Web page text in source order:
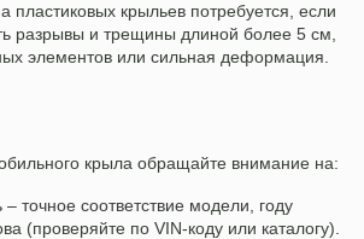
пластиковых крыльев потребуется, если
разрывы и трещины длиной более 5 см,
элементов или сильная деформация.
крыла обращайте внимание на:
точное соответствие модели, году
(проверяйте по VIN-коду или каталогу).